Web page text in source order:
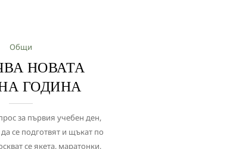
Общи
НОВАТА
ГОДИНА
за първия учебен ден,
се подготвят и щъкат по
се якета, маратонки,